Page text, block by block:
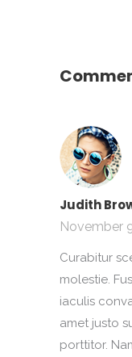
Judith
November
Curabitur
molestie.
iaculis
amet justo
porttitor.